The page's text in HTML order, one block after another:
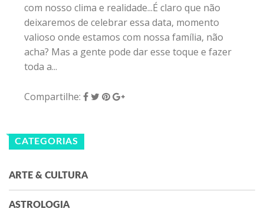
com nosso clima e realidade...É claro que não
deixaremos de celebrar essa data, momento
valioso onde estamos com nossa família, não
acha? Mas a gente pode dar esse toque e fazer
toda a...
Compartilhe:
CATEGORIAS
ARTE & CULTURA
ASTROLOGIA